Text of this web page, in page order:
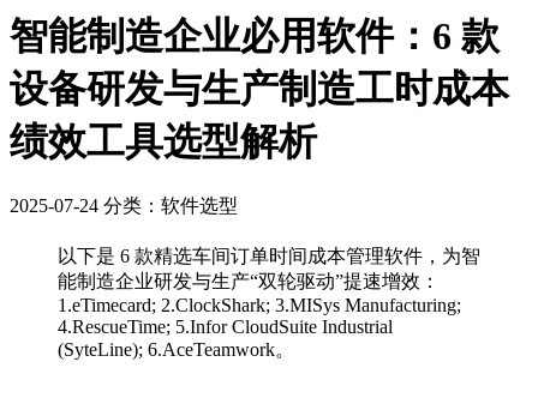
智能制造企业必用软件：6 款
设备研发与生产制造工时成本
绩效工具选型解析
2025-07-24 分类：软件选型
以下是 6 款精选车间订单时间成本管理软件，为智
能制造企业研发与生产“双轮驱动”提速增效：
1.eTimecard; 2.ClockShark; 3.MISys Manufacturing;
4.RescueTime; 5.Infor CloudSuite Industrial
(SyteLine); 6.AceTeamwork。